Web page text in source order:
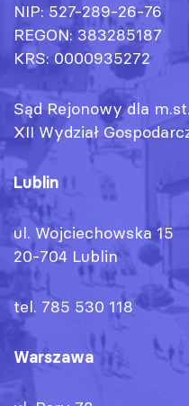
NIP: 527-289-26-76
REGON: 383285187
KRS: 0000935272
Sąd Rejonowy dla
XII Wydział
Lublin
ul. Wojciechowska 15
20-704 Lublin
tel. 785 530 118
Warszawa